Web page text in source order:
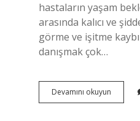
hastaların yaşam
arasında kalıcı ve
görme ve işitme
danışmak çok…
Devamını okuyun